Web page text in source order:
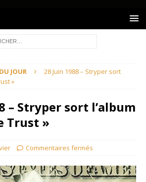
JOUR
28 Juin 1988 – Stryper sort
»
– Stryper sort l’album
Trust »
Commentaires fermés